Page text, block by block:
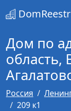
DomReestr
Дом по
область,
Россия
209 к1